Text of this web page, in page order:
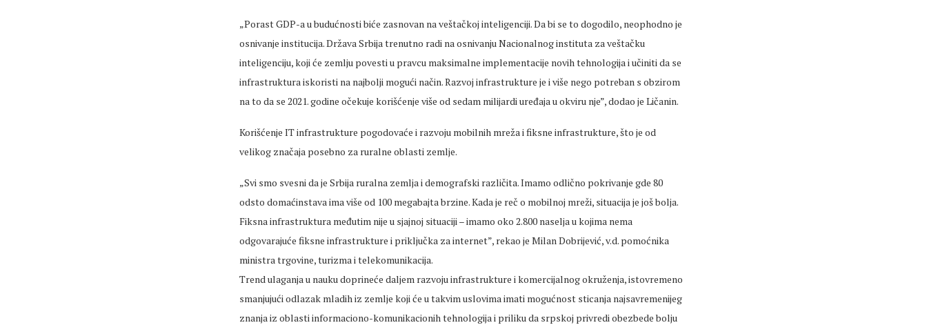
„Porast GDP-a u budućnosti biće zasnovan na veštačkoj inteligenciji. Da bi se to dogodilo, neophodno je
osnivanje institucija. Država Srbija trenutno radi na osnivanju Nacionalnog instituta za veštačku
inteligenciju, koji će zemlju povesti u pravcu maksimalne implementacije novih tehnologija i učiniti da se
infrastruktura iskoristi na najbolji mogući način. Razvoj infrastrukture je i više nego potreban s obzirom
na to da se 2021. godine očekuje korišćenje više od sedam milijardi uređaja u okviru nje”, dodao je Ličanin.
Korišćenje IT infrastrukture pogodovaće i razvoju mobilnih mreža i fiksne infrastrukture, što je od
velikog značaja posebno za ruralne oblasti zemlje.
„Svi smo svesni da je Srbija ruralna zemlja i demografski različita. Imamo odlično pokrivanje gde 80
odsto domaćinstava ima više od 100 megabajta brzine. Kada je reč o mobilnoj mreži, situacija je još bolja.
Fiksna infrastruktura međutim nije u sjajnoj situaciji – imamo oko 2.800 naselja u kojima nema
odgovarajuće fiksne infrastrukture i priključka za internet”, rekao je Milan Dobrijević, v.d. pomoćnika
ministra trgovine, turizma i telekomunikacija.
Trend ulaganja u nauku doprineće daljem razvoju infrastrukture i komercijalnog okruženja, istovremeno
smanjujući odlazak mladih iz zemlje koji će u takvim uslovima imati mogućnost sticanja najsavremenijeg
znanja iz oblasti informaciono-komunikacionih tehnologija i priliku da srpskoj privredi obezbede bolju